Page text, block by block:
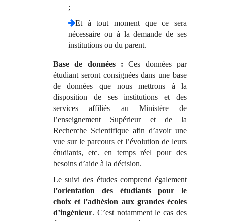
;
Et à tout moment que ce sera
nécessaire ou à la demande de ses
institutions ou du parent.
Base de données : Ces données par
étudiant seront consignées dans une base
de données que nous mettrons à la
disposition de ses institutions et des
services affiliés au Ministère de
l’enseignement Supérieur et de la
Recherche Scientifique afin d’avoir une
vue sur le parcours et l’évolution de leurs
étudiants, etc. en temps réel pour des
besoins d’aide à la décision.
Le suivi des études comprend également
l’orientation des étudiants pour le
choix et l’adhésion aux grandes écoles
d’ingénieur. C’est notamment le cas des